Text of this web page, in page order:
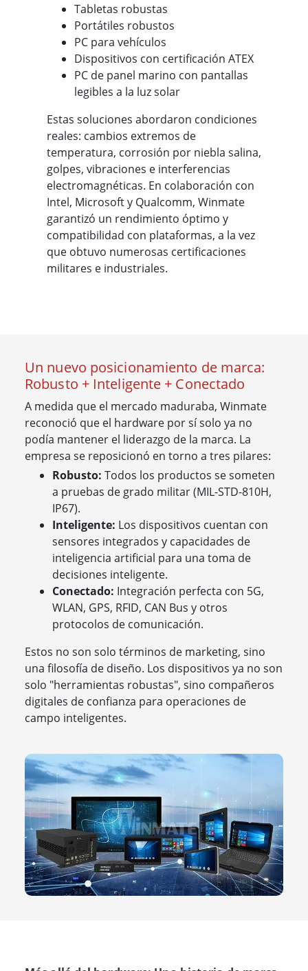
Tabletas robustas
Portátiles robustos
PC para vehículos
Dispositivos con certificación ATEX
PC de panel marino con pantallas
legibles a la luz solar
Estas soluciones abordaron condiciones
reales: cambios extremos de
temperatura, corrosión por niebla salina,
golpes, vibraciones e interferencias
electromagnéticas. En colaboración con
Intel, Microsoft y Qualcomm, Winmate
garantizó un rendimiento óptimo y
compatibilidad con plataformas, a la vez
que obtuvo numerosas certificaciones
militares e industriales.
Un nuevo posicionamiento de marca:
Robusto + Inteligente + Conectado
A medida que el mercado maduraba, Winmate
reconoció que el hardware por sí solo ya no
podía mantener el liderazgo de la marca. La
empresa se reposicionó en torno a tres pilares:
Robusto: Todos los productos se someten
a pruebas de grado militar (MIL-STD-810H,
IP67).
Inteligente: Los dispositivos cuentan con
sensores integrados y capacidades de
inteligencia artificial para una toma de
decisiones inteligente.
Conectado: Integración perfecta con 5G,
WLAN, GPS, RFID, CAN Bus y otros
protocolos de comunicación.
Estos no son solo términos de marketing, sino
una filosofía de diseño. Los dispositivos ya no son
solo "herramientas robustas", sino compañeros
digitales de confianza para operaciones de
campo inteligentes.